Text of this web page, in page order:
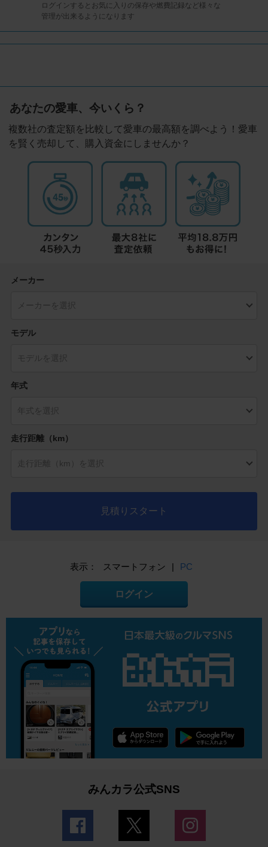
ログインするとお気に入りの保存や燃費記録など様々な
管理が出来るようになります
あなたの愛車、今いくら？
複数社の査定額を比較して愛車の最高額を調べよう！愛車
を賢く売却して、購入資金にしませんか？
メーカー
モデル
年式
走行距離（km）
見積りスタート
表示： スマートフォン | PC
ログイン
みんカラ公式SNS